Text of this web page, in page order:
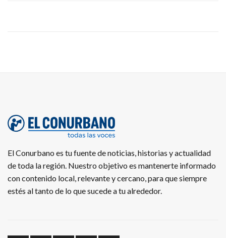
El Conurbano es tu fuente de noticias, historias y actualidad
de toda la región. Nuestro objetivo es mantenerte informado
con contenido local, relevante y cercano, para que siempre
estés al tanto de lo que sucede a tu alrededor.